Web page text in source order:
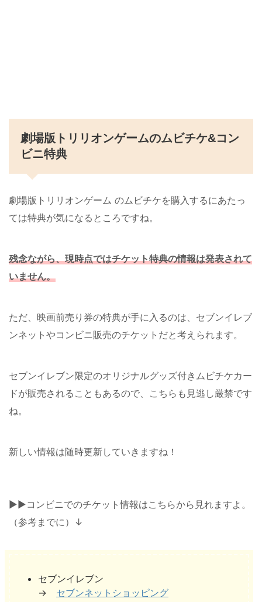
劇場版トリリオンゲームのムビチケ&コン
ビニ特典
劇場版トリリオンゲーム のムビチケを購入するにあたっ
ては特典が気になるところですね。
残念ながら、現時点ではチケット特典の情報は発表されて
いません。
ただ、映画前売り券の特典が手に入るのは、セブンイレブ
ンネットやコンビニ販売のチケットだと考えられます。
セブンイレブン限定のオリジナルグッズ付きムビチケカー
ドが販売されることもあるので、こちらも見逃し厳禁です
ね。
新しい情報は随時更新していきますね！
▶︎▶︎コンビニでのチケット情報はこちらから見れますよ。
（参考までに）↓
セブンイレブン
→ セブンネットショッピング